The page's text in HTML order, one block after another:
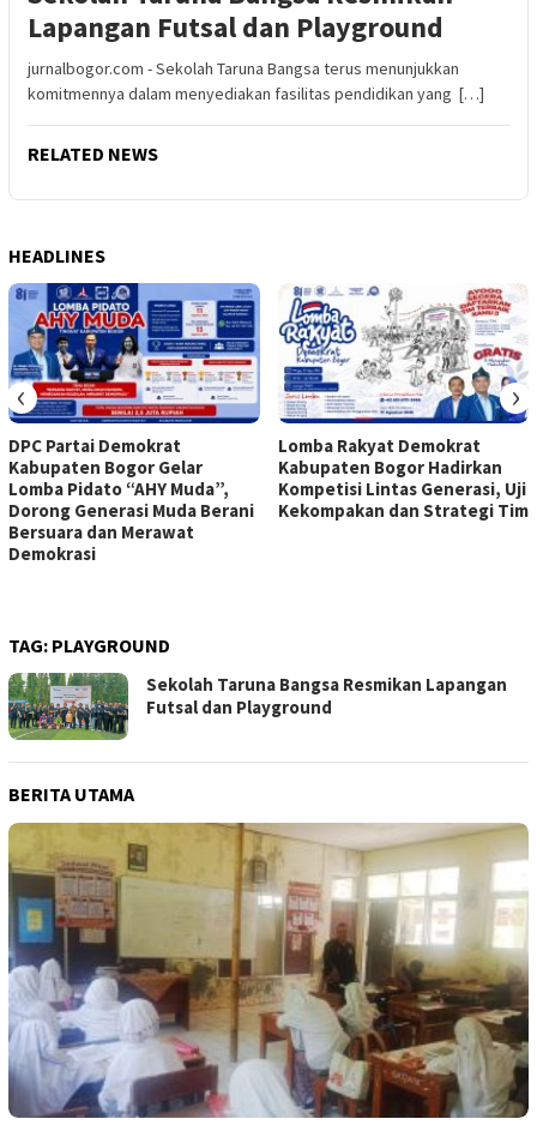
Lapangan Futsal dan Playground
jurnalbogor.com - Sekolah Taruna Bangsa terus menunjukkan
komitmennya dalam menyediakan fasilitas pendidikan yang […]
RELATED NEWS
HEADLINES
DPC Partai Demokrat
Kabupaten Bogor Gelar
Lomba Pidato “AHY Muda”,
Dorong Generasi Muda Berani
Bersuara dan Merawat
Demokrasi
Lomba Rakyat Demokrat
Kabupaten Bogor Hadirkan
Kompetisi Lintas Generasi, Uji
Kekompakan dan Strategi Tim
‹ ›
TAG: PLAYGROUND
Sekolah Taruna Bangsa Resmikan Lapangan
Futsal dan Playground
BERITA UTAMA